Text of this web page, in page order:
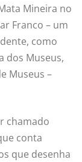
Mineira no
Franco – um
como
dos Museus,
Museus –
chamado
conta
que desenha